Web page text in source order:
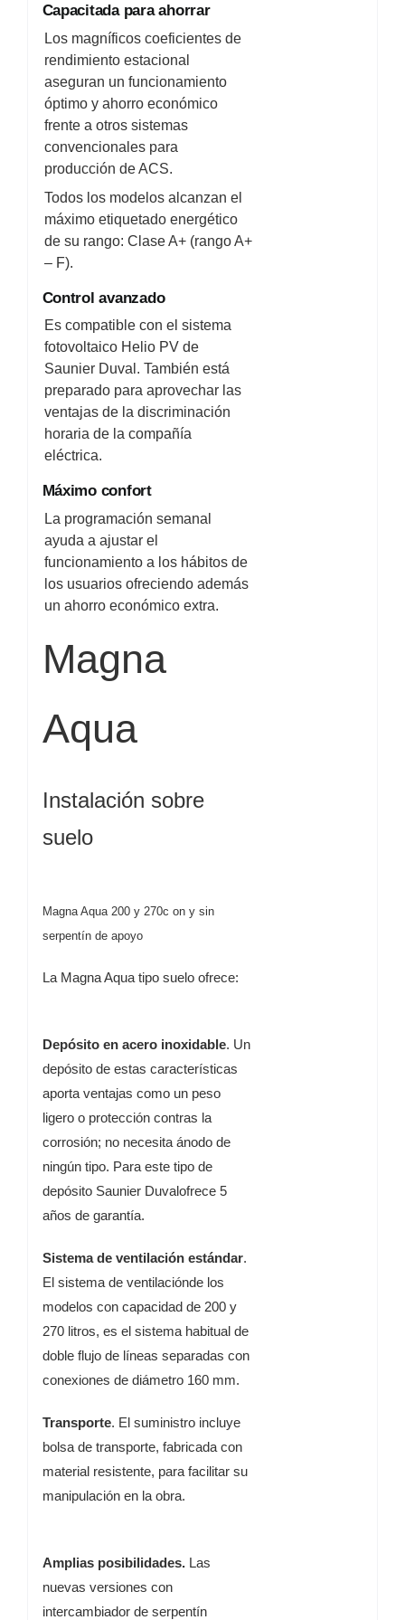
Capacitada para ahorrar
Los magníficos coeficientes de
rendimiento estacional
aseguran un funcionamiento
óptimo y ahorro económico
frente a otros sistemas
convencionales para
producción de ACS.
Todos los modelos alcanzan el
máximo etiquetado energético
de su rango: Clase A+ (rango A+
– F).
Control avanzado
Es compatible con el sistema
fotovoltaico Helio PV de
Saunier Duval. También está
preparado para aprovechar las
ventajas de la discriminación
horaria de la compañía
eléctrica.
Máximo confort
La programación semanal
ayuda a ajustar el
funcionamiento a los hábitos de
los usuarios ofreciendo además
un ahorro económico extra.
Magna
Aqua
Instalación sobre
suelo
Magna Aqua 200 y 270c on y sin
serpentín de apoyo
La Magna Aqua tipo suelo ofrece:
Depósito en acero inoxidable. Un
depósito de estas características
aporta ventajas como un peso
ligero o protección contras la
corrosión; no necesita ánodo de
ningún tipo. Para este tipo de
depósito Saunier Duvalofrece 5
años de garantía.
Sistema de ventilación estándar.
El sistema de ventilaciónde los
modelos con capacidad de 200 y
270 litros, es el sistema habitual de
doble flujo de líneas separadas con
conexiones de diámetro 160 mm.
Transporte. El suministro incluye
bolsa de transporte, fabricada con
material resistente, para facilitar su
manipulación en la obra.
Amplias posibilidades.Las
nuevas versiones con
intercambiador de serpentín